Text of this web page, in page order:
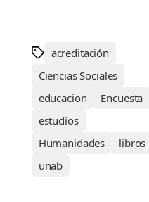
acreditación
Ciencias Sociales
educacion
Encuesta
estudios
Humanidades
libros
unab